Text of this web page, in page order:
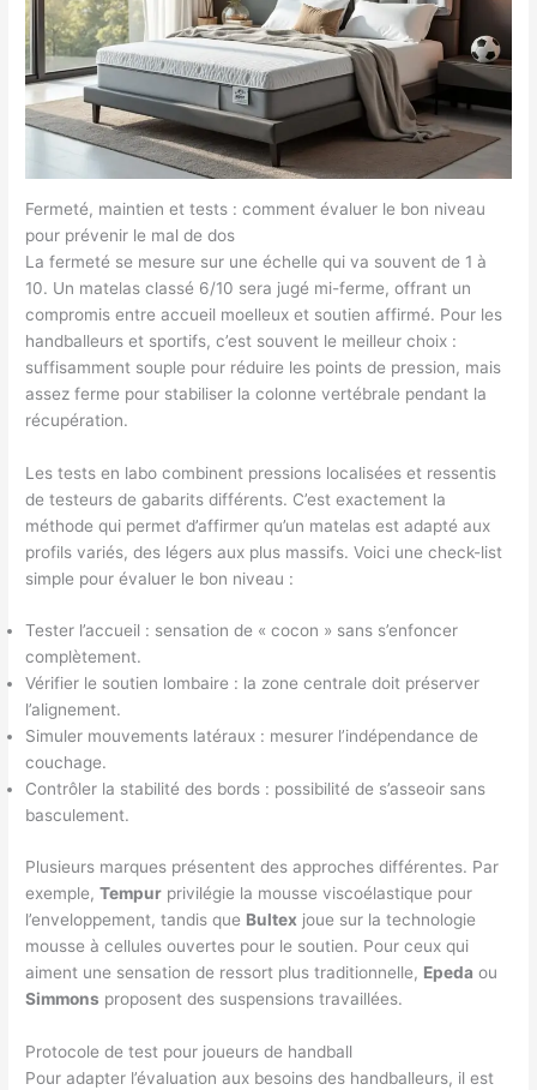
Fermeté, maintien et tests : comment évaluer le bon niveau
pour prévenir le mal de dos
La fermeté se mesure sur une échelle qui va souvent de 1 à
10. Un matelas classé 6/10 sera jugé mi-ferme, offrant un
compromis entre accueil moelleux et soutien affirmé. Pour les
handballeurs et sportifs, c’est souvent le meilleur choix :
suffisamment souple pour réduire les points de pression, mais
assez ferme pour stabiliser la colonne vertébrale pendant la
récupération.
Les tests en labo combinent pressions localisées et ressentis
de testeurs de gabarits différents. C’est exactement la
méthode qui permet d’affirmer qu’un matelas est adapté aux
profils variés, des légers aux plus massifs. Voici une check-list
simple pour évaluer le bon niveau :
Tester l’accueil : sensation de « cocon » sans s’enfoncer
complètement.
Vérifier le soutien lombaire : la zone centrale doit préserver
l’alignement.
Simuler mouvements latéraux : mesurer l’indépendance de
couchage.
Contrôler la stabilité des bords : possibilité de s’asseoir sans
basculement.
Plusieurs marques présentent des approches différentes. Par
exemple,Tempur privilégie la mousse viscoélastique pour
l’enveloppement, tandis que Bultex joue sur la technologie
mousse à cellules ouvertes pour le soutien. Pour ceux qui
aiment une sensation de ressort plus traditionnelle, Epeda ou
Simmons proposent des suspensions travaillées.
Protocole de test pour joueurs de handball
Pour adapter l’évaluation aux besoins des handballeurs, il est